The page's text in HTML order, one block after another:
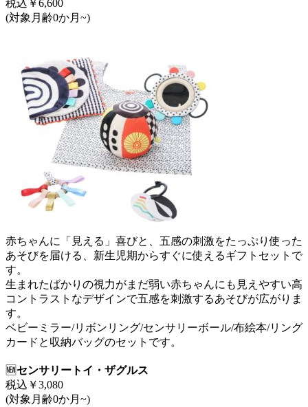
税込￥6,600
(対象月齢0か月~)
赤ちゃんに「見える」喜びと、五感の刺激をたっぷり使った
あそびを届ける、新生児期からすぐに使えるギフトセットで
す。
生まれたばかりの視力がまだ弱い赤ちゃんにも見えやすい高
コントラストなデザインで五感を刺激するあそびが広がりま
す。
ベビーミラー/リボンリング/センサリーボール/布絵本/リング
カードと収納バッグのセットです。
🆕センサリートイ・ザグルス
税込￥3,080
(対象月齢0か月~)